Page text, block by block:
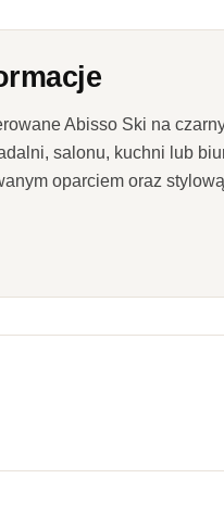
Abisso Ski na
salonu, kuchni lub
oparciem oraz